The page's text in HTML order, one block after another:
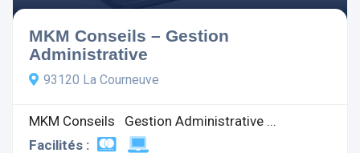
MKM Conseils – Gestion
Administrative
93120 La Courneuve
MKM Conseils Gestion Administrative ...
Facilités :